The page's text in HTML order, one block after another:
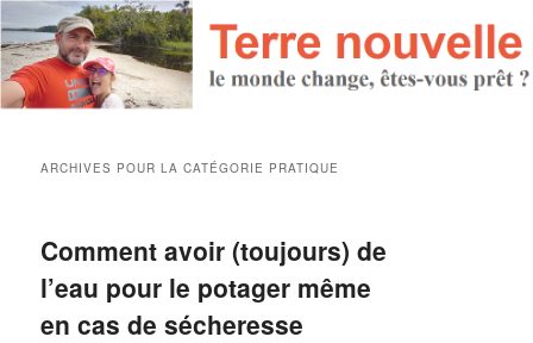
ARCHIVES POUR LA CATÉGORIE PRATIQUE
Comment avoir (toujours) de
l’eau pour le potager même
en cas de sécheresse